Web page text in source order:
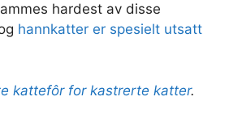
hardest av disse
hannkatter er spesielt utsatt
kattefôr for kastrerte katter.